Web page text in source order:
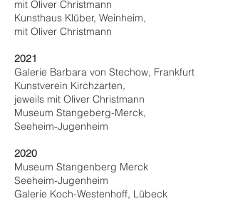
mit Oliver Christmann
Kunsthaus Klüber, Weinheim,
mit Oliver Christmann
2021
Galerie Barbara von Stechow, Frankfurt
Kunstverein Kirchzarten,
jeweils mit Oliver Christmann
Museum Stangeberg-Merck,
Seeheim-Jugenheim
2020
Museum Stangenberg Merck
Seeheim-Jugenheim
Galerie Koch-Westenhoff, Lübeck